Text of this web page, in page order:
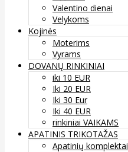
Valentino dienai
Velykoms
Kojinės
Moterims
Vyrams
DOVANŲ RINKINIAI
iki 10 EUR
Iki 20 EUR
Iki 30 Eur
Iki 40 EUR
rinkiniai VAIKAMS
APATINIS TRIKOTAŽAS
Apatinių komplektai